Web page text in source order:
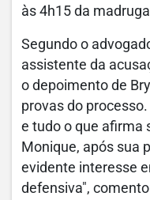
às 4h15 da
Segundo o
assistente da
o depoimento de
provas do
e tudo o que afirma
Monique, após sua
evidente interesse
defensiva",